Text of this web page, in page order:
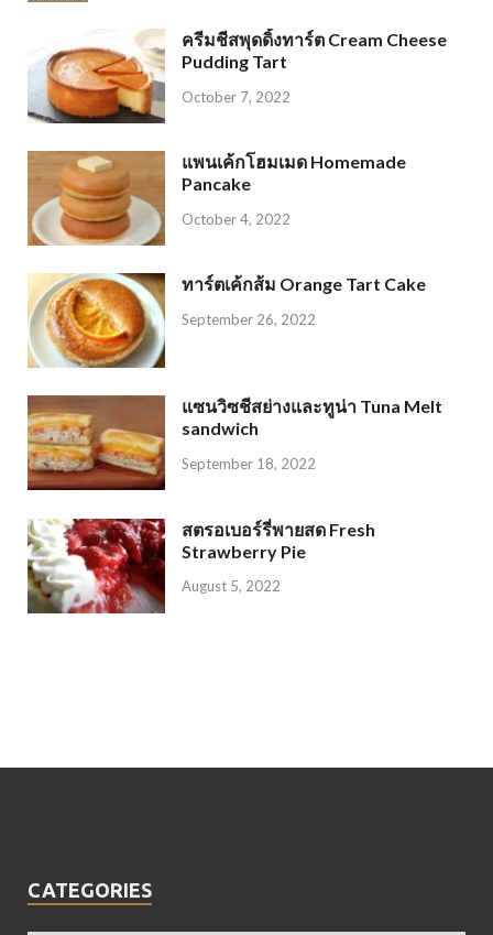
ครีมชีสพุดดิ้งทาร์ต Cream Cheese
Pudding Tart
October 7, 2022
แพนเค้กโฮมเมด Homemade
Pancake
October 4, 2022
ทาร์ตเค้กส้ม Orange Tart Cake
September 26, 2022
แซนวิซชีสย่างและทูน่า Tuna Melt
sandwich
September 18, 2022
สตรอเบอร์รี่พายสด Fresh
Strawberry Pie
August 5, 2022
CATEGORIES